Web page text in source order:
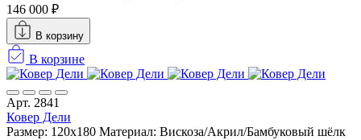
146 000 ₽
В корзину
В корзине
Арт. 2841
Ковер Дели
Размер: 120x180 Материал: Вискоза/Акрил/Бамбуковый шёлк